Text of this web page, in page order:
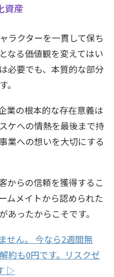
資産
ラクターを一貫して保ち
なる価値観を変えてはい
必要でも、本質的な部分
。
業の根本的な存在意義は
ケへの情熱を最後まで持
業への想いを大切にする
からの信頼を獲得するこ
ムメイトから認められた
あったからこそです。
せん。 今なら2週間無
約も0円です。リスクゼ
▷